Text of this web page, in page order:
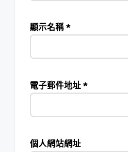
顯示名稱*
電子郵件地址*
個人網站網址